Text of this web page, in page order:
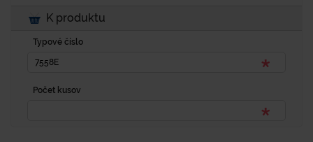
K produktu
Typové číslo
Počet kusov